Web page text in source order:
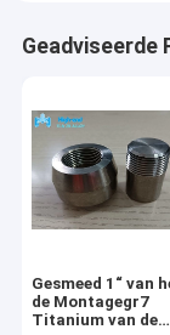
Geadviseerde
Gesmeed 1“ van
de Montagegr7
Titanium van de